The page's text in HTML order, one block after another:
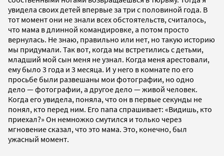
увидела своих детей впервые за три с половиной года. В
тот момент они не знали всех обстоятельств, считалось,
что мама в длинной командировке, а потом просто
вернулась. Не знаю, правильно или нет, но такую историю
мы придумали. Так вот, когда мы встретились с детьми,
младший мой сын меня не узнал. Когда меня арестовали,
ему было 3 года и 3 месяца. И у него в комнате по его
просьбе были развешаны мои фотографии, но одно
дело — фотографии, а другое дело — живой человек.
Когда его увидела, поняла, что он в первые секунды не
понял, кто перед ним. Его папа спрашивает: «Видишь, кто
приехал?» Он немножко смутился и только через
мгновение сказал, что это мама. Это, конечно, был
ужасный момент.